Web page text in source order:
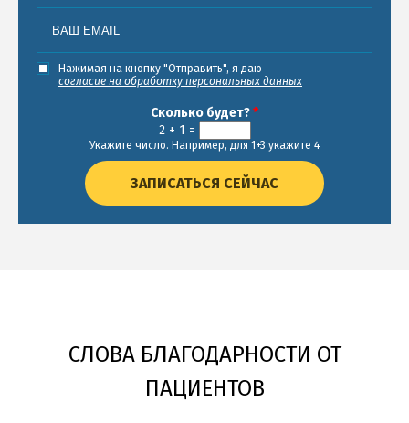
Согласие
Нажимая на кнопку "Отправить", я даю
согласие на обработку персональных данных
Сколько будет?*
2 + 1 =
Укажите число. Например, для 1+3 укажите 4
ЗАПИСАТЬСЯ СЕЙЧАС
СЛОВА БЛАГОДАРНОСТИ ОТ
ПАЦИЕНТОВ